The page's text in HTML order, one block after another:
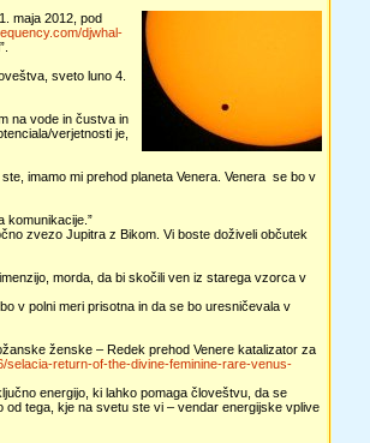
maja 2012, pod
djwhal-
sveto luno 4.
na vode in čustva in
verjetnosti je,
imamo mi prehod planeta Venera. Venera se bo v
komunikacije.”
zvezo Jupitra z Bikom. Vi boste doživeli občutek
morda, da bi skočili ven iz starega vzorca v
v polni meri prisotna in da se bo uresničevala v
ženske – Redek prehod Venere katalizator za
return-of-the-divine-feminine-rare-venus-
energijo, ki lahko pomaga človeštvu, da se
od tega, kje na svetu ste vi – vendar energijske vplive